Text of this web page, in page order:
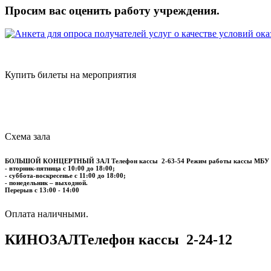
Просим вас оценить работу учреждения.
Купить билеты на мероприятия
Схема зала
БОЛЬШОЙ КОНЦЕРТНЫЙ ЗАЛ Телефон кассы 2-63-54 Режим работы кассы
- вторник-пятница с 10:00 до 18:00;
- суббота-воскресенье с 11:00 до 18:00;
- понедельник – выходной.
Перерыв с 13:00 - 14:00
​​​​​​​Оплата наличными.
КИНОЗАЛТелефон кассы 2-24-12